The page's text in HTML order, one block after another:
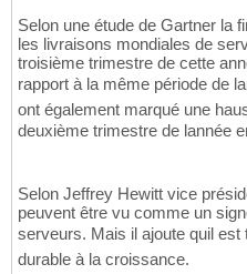
Selon une étude de Gartner la
les livraisons mondiales de
troisième trimestre de cette
rapport à la même période de
ont également marqué une
deuxième trimestre de lannée
Selon Jeffrey Hewitt vice
peuvent être vu comme un
serveurs. Mais il ajoute quil
durable à la croissance.